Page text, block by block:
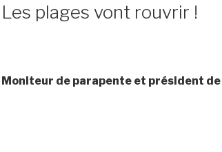
Les plages vont rouvrir !
Moniteur de parapente et président